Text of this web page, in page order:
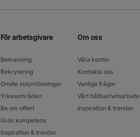
För arbetsgivare
Bemanning
Rekrytering
Onsite volymlösningar
Yrkesområden
Be om offert
Grön kompetens
Inspiration & trender
Om oss
Våra kontor
Kontakta oss
Vanliga frågor
Vårt hållbarhetsarbete
Inspiration & trender